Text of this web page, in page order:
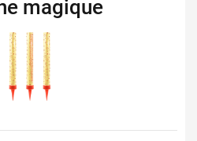
magique